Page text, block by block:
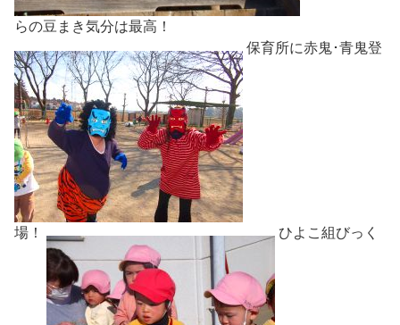
らの豆まき気分は最高！
保育所に赤鬼･青鬼登
場！ ひよこ組びっく